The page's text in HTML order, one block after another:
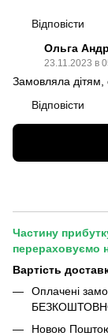
Відповісти
Ольга
23.11.2023 в
Замовляла дітям,
Відповісти
Частину
перераховуємо
Вартість
Оплачені
Новою Поштою